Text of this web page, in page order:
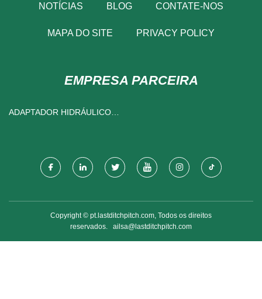
NOTÍCIAS BLOG CONTATE-NOS
MAPA DO SITE PRIVACY POLICY
EMPRESA PARCEIRA
ADAPTADOR HIDRÁULICO
Copyright © pt.lastditchpitch.com, Todos os direitos
reservados. ailsa@lastditchpitch.com